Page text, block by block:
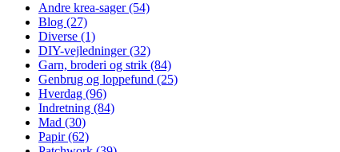
Andre krea-sager(54)
Blog (27)
Diverse (1)
DIY-vejledninger(32)
Garn, broderi og strik (84)
Genbrug og loppefund (25)
Hverdag (96)
Indretning (84)
Mad (30)
Papir(62)